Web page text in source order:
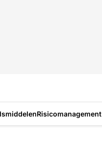
Risicomanagement